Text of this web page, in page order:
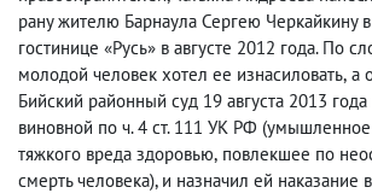
рану жителю Барнаула Сергею Черкайкину
гостинице «Русь» в августе 2012 года. По
молодой человек хотел ее изнасиловать, а
Бийский районный суд 19 августа 2013
виновной по ч. 4 ст. 111 УК РФ (умышленное
тяжкого вреда здоровью, повлекшее по
смерть человека), и назначил ей наказание